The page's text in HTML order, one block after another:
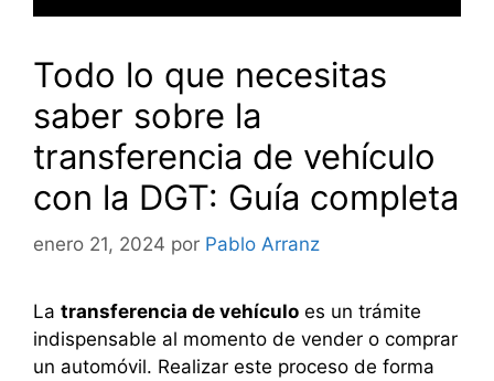
Todo lo que necesitas
saber sobre la
transferencia de vehículo
con la DGT: Guía completa
enero 21, 2024 por Pablo Arranz
La transferencia de vehículo es un trámite
indispensable al momento de vender o comprar
un automóvil. Realizar este proceso de forma